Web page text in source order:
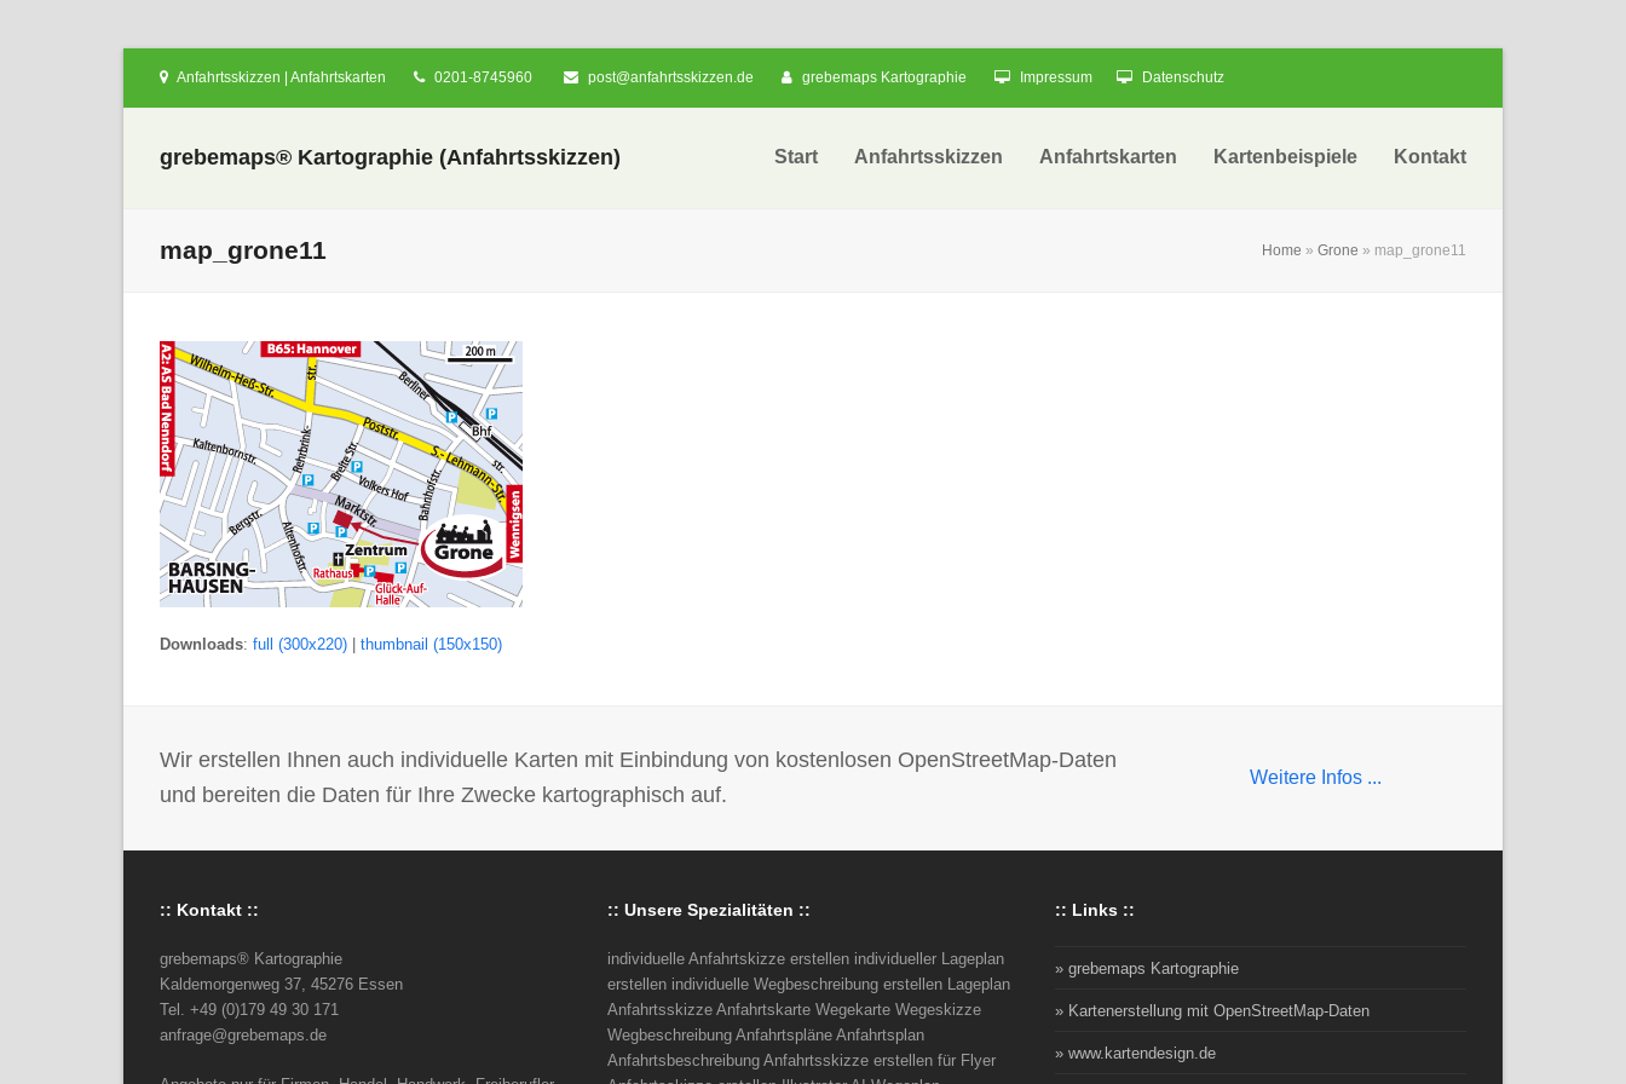
Anfahrtsskizzen | Anfahrtskarten 0201-8745960 post@anfahrtsskizzen.de grebemaps Kartographie Impressum Datenschutz
grebemaps® Kartographie (Anfahrtsskizzen) Start Anfahrtsskizzen Anfahrtskarten Kartenbeispiele Kontakt
map_grone11 Home » Grone » map_grone11
Downloads: full (300x220) thumbnail (150x150)
Wir erstellen Ihnen auch individuelle Karten mit Einbindung von kostenlosen OpenStreetMap-Daten
und bereiten die Daten für Ihre Zwecke kartographisch auf.
Weitere Infos ...
:: Kontakt ::
grebemaps® Kartographie
Kaldemorgenweg 37, 45276 Essen
Tel. +49 (0)179 49 30 171
anfrage@grebemaps.de
:: Unsere Spezialitäten ::
individuelle Anfahrtskizze erstellen individueller Lageplan
erstellen individuelle Wegbeschreibung erstellen Lageplan
Anfahrtsskizze Anfahrtskarte Wegekarte Wegeskizze
Wegbeschreibung Anfahrtspläne Anfahrtsplan
Anfahrtsbeschreibung Anfahrtsskizze erstellen für Flyer
:: Links ::
» grebemaps Kartographie
» Kartenerstellung mit OpenStreetMap-Daten
» www.kartendesign.de